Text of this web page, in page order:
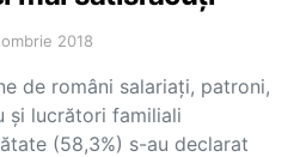
2018
de români salariați, patroni,
și lucrători familiali
(58,3%) s-au declarat